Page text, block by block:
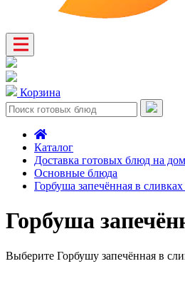
Корзина
Каталог
Доставка готовых блюд на дом
Основные блюда
Горбуша запечённая в
Горбуша
Выберите Горбушу запечённая в